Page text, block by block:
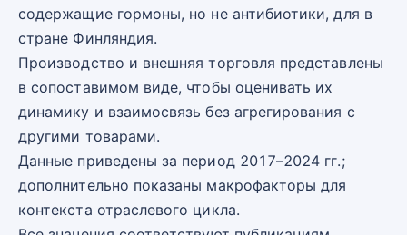
содержащие гормоны, но не антибиотики, для в
стране Финляндия.
Производство и внешняя торговля представлены
в сопоставимом виде, чтобы оценивать их
динамику и взаимосвязь без агрегирования с
другими товарами.
Данные приведены за период 2017–2024 гг.;
дополнительно показаны макрофакторы для
контекста отраслевого цикла.